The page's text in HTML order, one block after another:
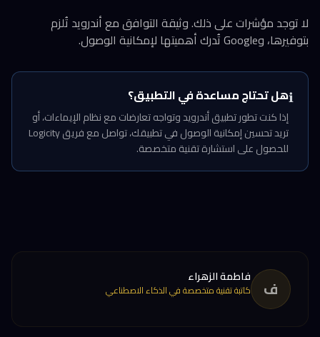
لا توجد مؤشرات على ذلك. وثيقة التوافق مع أندرويد تُلزم
بتوفيرها، وGoogle تُدرك أهميتها لإمكانية الوصول.
ℹ️هل تحتاج مساعدة في التطبيق؟
إذا كنت تطور تطبيق أندرويد وتواجه تعارضات مع نظام الإيماءات، أو
تريد تحسين إمكانية الوصول في تطبيقك، تواصل مع فريق Logicity
للحصول على استشارة تقنية متخصصة.
ف فاطمة الزهراء
كاتبة تقنية متخصصة في الذكاء الاصطناعي